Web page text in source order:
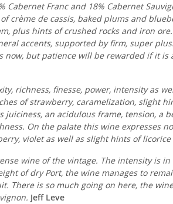
Cabernet Franc and 18% Cabernet
crème de cassis, baked plums and
plus hints of crushed rocks and iron
accents, supported by firm, super
now, but patience will be rewarded if it
richness, finesse, power, intensity as
of strawberry, caramelization, slight
juiciness, an acidulous frame, tension,
On the palate this wine expresses
violet as well as slight hints of
wine of the vintage. The intensity is
of dry Port, the wine manages to
There is so much going on here, the
Jeff Leve